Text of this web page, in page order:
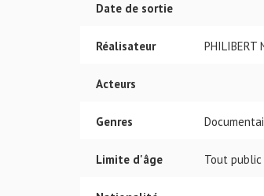
Date de sortie
Réalisateur PHILIBERT
Acteurs
Genres
Limite d'âge Tout public